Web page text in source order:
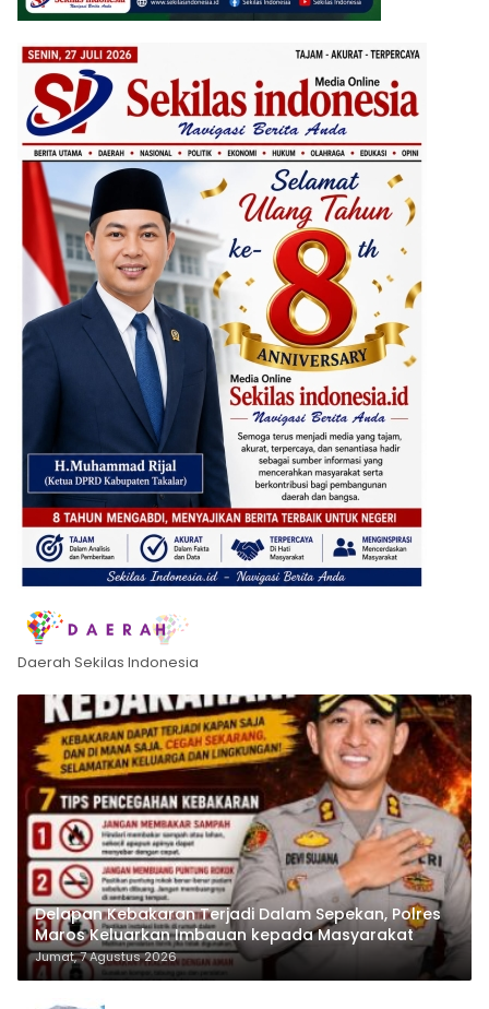
Daerah Sekilas Indonesia
Delapan Kebakaran Terjadi Dalam Sepekan, Polres
Maros Keluarkan Imbauan kepada Masyarakat
Jumat, 7 Agustus 2026